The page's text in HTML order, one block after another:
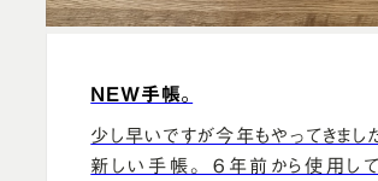
NEW手帳。
少し早いですが今年もやってきまし
新しい手帳。 6年前から使用して